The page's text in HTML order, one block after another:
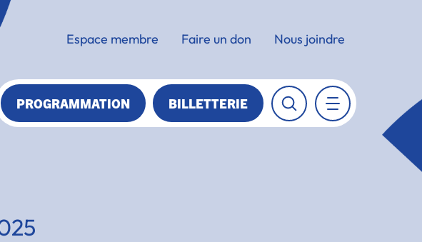
Espace membre Faire un don Nous joindre
PROGRAMMATION BILLETTERIE